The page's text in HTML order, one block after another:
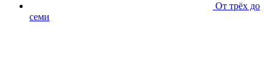
От трёх до
семи